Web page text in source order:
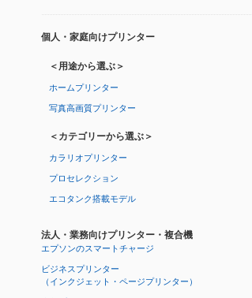
個人・家庭向けプリンター
＜用途から選ぶ＞
ホームプリンター
写真高画質プリンター
＜カテゴリーから選ぶ＞
カラリオプリンター
プロセレクション
エコタンク搭載モデル
法人・業務向けプリンター・複合機
エプソンのスマートチャージ
ビジネスプリンター
（インクジェット・ページプリンター）